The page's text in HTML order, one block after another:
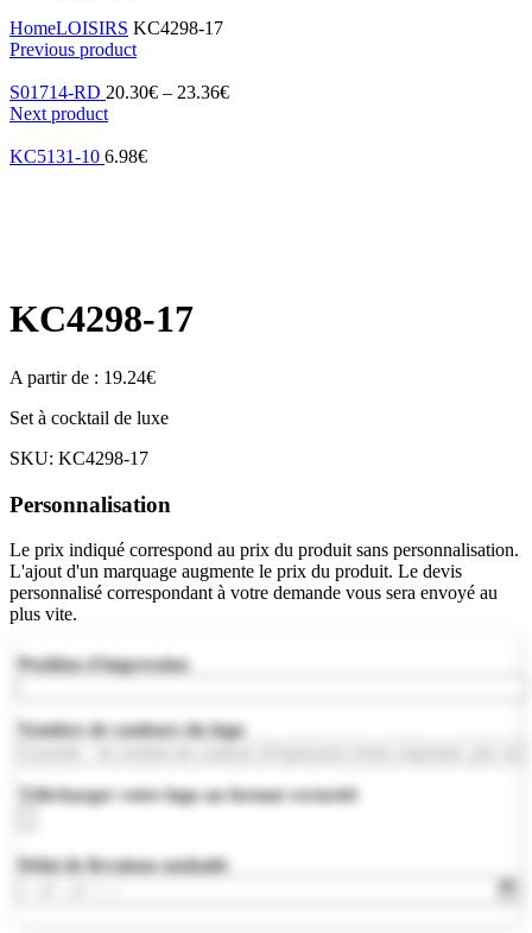
HomeLOISIRS KC4298-17
Previous product
S01714-RD 20.30€ – 23.36€
Next product
KC5131-10 6.98€
KC4298-17
A partir de : 19.24€
Set à cocktail de luxe
SKU: KC4298-17
Personnalisation
Le prix indiqué correspond au prix du produit sans personnalisation.
L'ajout d'un marquage augmente le prix du produit. Le devis
personnalisé correspondant à votre demande vous sera envoyé au
plus vite.
Position d'impression
Nombre de couleurs du logo
Télécharger votre logo au format vectoriel
Délai de livraison souhaité